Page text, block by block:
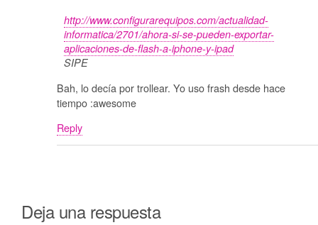
http://www.configurarequipos.com/actualidad-
informatica/2701/ahora-si-se-pueden-exportar-
aplicaciones-de-flash-a-iphone-y-ipad
SIPE
Bah, lo decía por trollear. Yo uso frash desde hace
tiempo :awesome
Reply
Deja una respuesta